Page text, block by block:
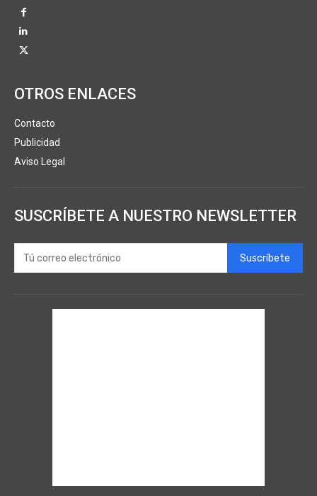
OTROS ENLACES
Contacto
Publicidad
Aviso Legal
SUSCRÍBETE A NUESTRO NEWSLETTER
Suscríbete